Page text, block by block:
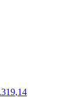
,14